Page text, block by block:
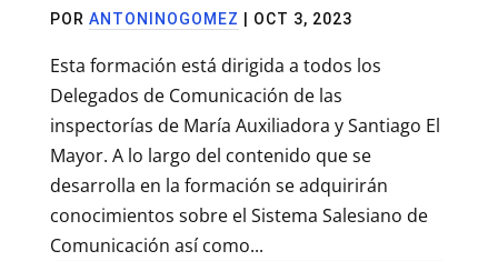
POR ANTONINOGOMEZ OCT 3, 2023
Esta formación está dirigida a todos los
Delegados de Comunicación de las
inspectorías de María Auxiliadora y Santiago El
Mayor. A lo largo del contenido que se
desarrolla en la formación se adquirirán
conocimientos sobre el Sistema Salesiano de
Comunicación así como...